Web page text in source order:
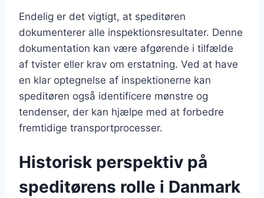
Endelig er det vigtigt, at speditøren
dokumenterer alle inspektionsresultater. Denne
dokumentation kan være afgørende i tilfælde
af tvister eller krav om erstatning. Ved at have
en klar optegnelse af inspektionerne kan
speditøren også identificere mønstre og
tendenser, der kan hjælpe med at forbedre
fremtidige transportprocesser.
Historisk perspektiv på
speditørens rolle i Danmark